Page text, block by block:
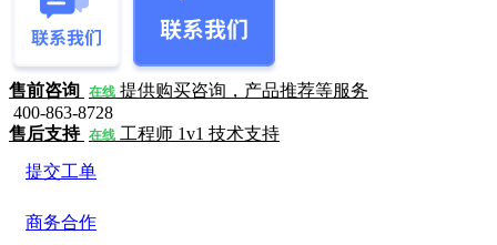
售前咨询 在线 提供购买咨询，产品推荐等服务
400-863-8728
售后支持 在线 工程师 1v1 技术支持
提交工单
商务合作